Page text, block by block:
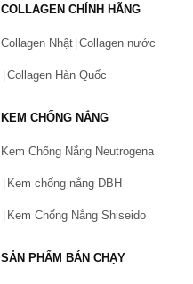
COLLAGEN CHÍNH HÃNG
Collagen Nhật Collagen nước
Collagen Hàn Quốc
KEM CHỐNG NẮNG
Kem Chống Nắng Neutrogena
Kem chống nắng DBH
Kem Chống Nắng Shiseido
SẢN PHẨM BÁN CHẠY